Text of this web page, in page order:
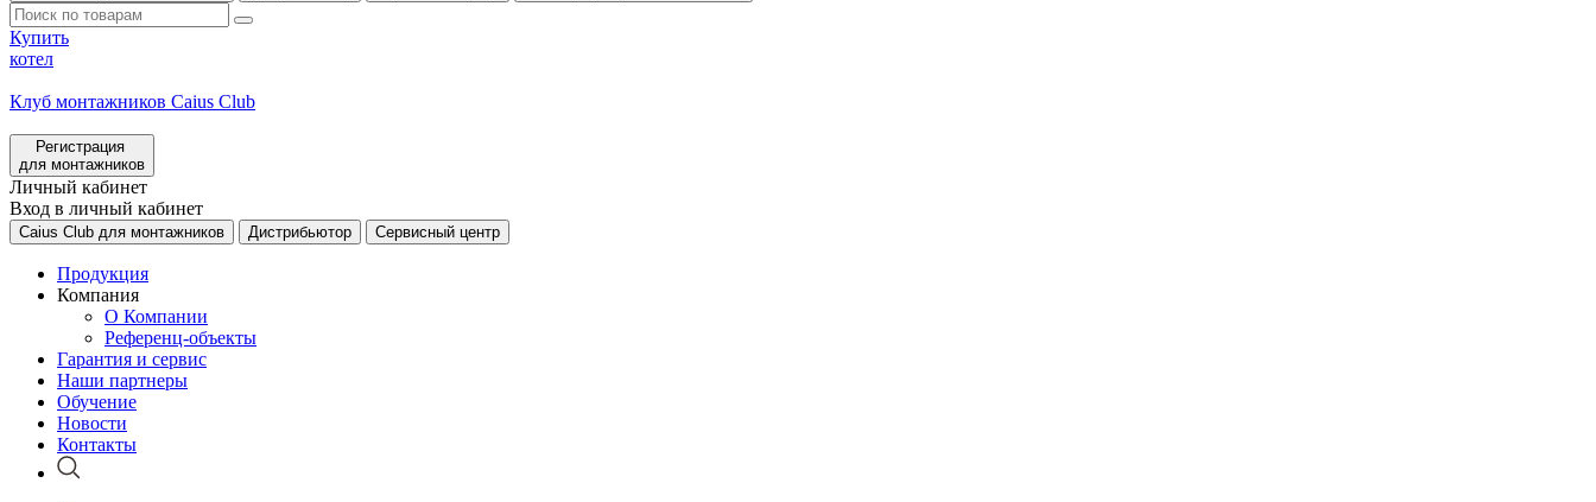
Купить
котел
Клуб монтажников Caius Club
Регистрация
для монтажников
Личный кабинет
Вход в личный кабинет
Caius Club для монтажников Дистрибьютор Сервисный центр
Продукция
Компания
О Компании
Референц-объекты
Гарантия и сервис
Наши партнеры
Обучение
Новости
Контакты